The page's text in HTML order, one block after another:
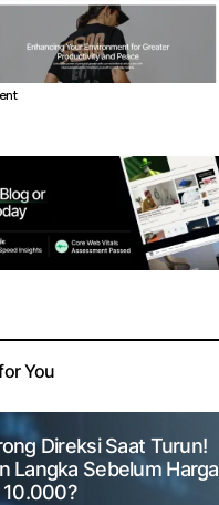
You
Direksi Saat Turun!
Langka Sebelum Harga